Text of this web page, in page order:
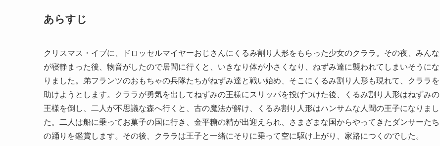
あらすじ
クリスマス・イブに、ドロッセルマイヤーおじさんにくるみ割り人形をもらった少女のクララ。その夜、みんな
が寝静まった後、物音がしたので居間に行くと、いきなり体が小さくなり、ねずみ達に襲われてしまいそうにな
りました。弟フランツのおもちゃの兵隊たちがねずみ達と戦い始め、そこにくるみ割り人形も現れて、クララを
助けようとします。クララが勇気を出してねずみの王様にスリッパを投げつけた後、くるみ割り人形はねずみの
王様を倒し、二人が不思議な森へ行くと、古の魔法が解け、くるみ割り人形はハンサムな人間の王子になりまし
た。二人は船に乗ってお菓子の国に行き、金平糖の精が出迎えられ、さまざまな国からやってきたダンサーたち
の踊りを鑑賞します。その後、クララは王子と一緒にそりに乗って空に駆け上がり、家路につくのでした。